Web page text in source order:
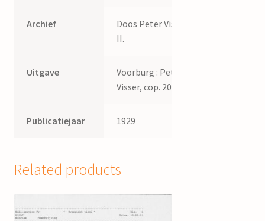
Archief
Doos Peter Visser
II.
Uitgave
Voorburg : Peter
Visser, cop. 2009
Publicatiejaar 1929
Related products